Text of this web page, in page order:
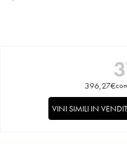
396,27€
VINI SIMILI IN